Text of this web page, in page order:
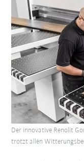
Der innovative Renolit
trotzt allen